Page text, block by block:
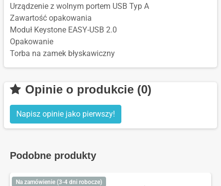
Urządzenie z wolnym portem USB Typ A
Zawartość opakowania
Moduł Keystone EASY-USB 2.0
Opakowanie
Torba na zamek błyskawiczny
Opinie o produkcie (0)
Napisz opinie jako pierwszy!
Podobne produkty
Na zamówienie (3-4 dni robocze)